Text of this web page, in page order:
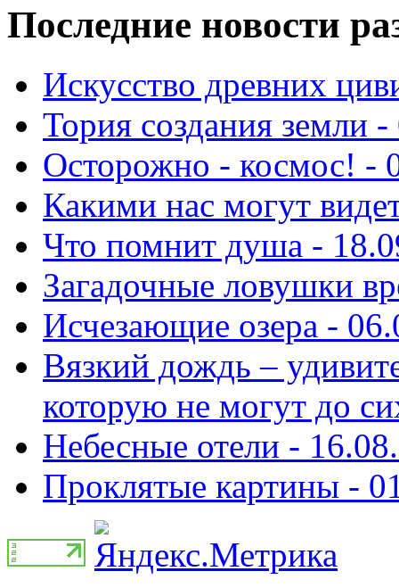
Последние новости
Искусство древних
Тория создания земли
Осторожно - космос! -
Какими нас могут
Что помнит душа -
Загадочные ловушки
Исчезающие озера -
Вязкий дождь –
которую не могут до
Небесные отели -
Проклятые картины -